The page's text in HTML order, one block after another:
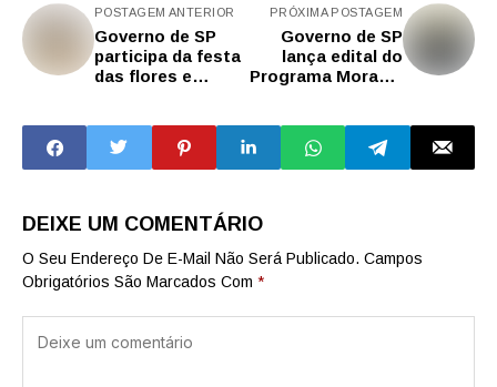
POSTAGEM ANTERIOR
Governo de SP
participa da festa
das flores e
PRÓXIMA POSTAGEM
Governo de SP
lança edital do
Programa Moradia
agentes de
segurança pública
DEIXE UM COMENTÁRIO
O Seu Endereço De E-Mail Não Será Publicado. Campos
Obrigatórios São Marcados Com *